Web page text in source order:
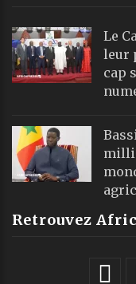
Le
leur
cap
Retrouvez